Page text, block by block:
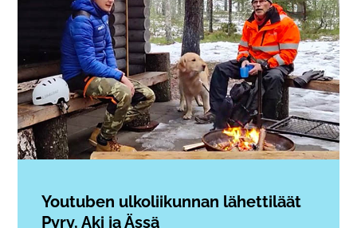
Youtuben ulkoliikunnan lähettiläät
Pyry, Aki ja Ässä